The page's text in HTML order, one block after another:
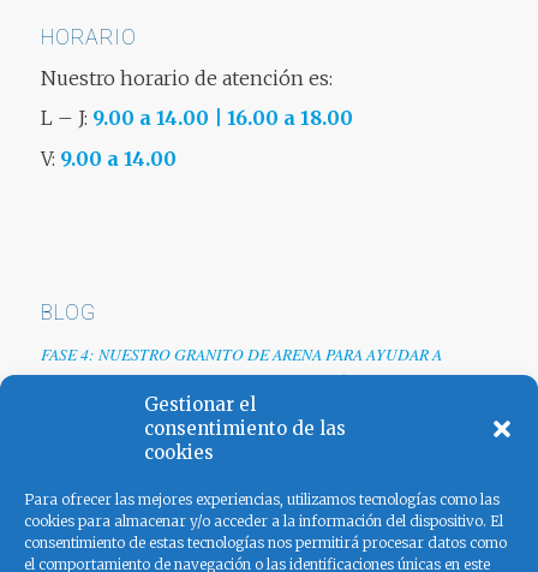
Gestionar el
consentimiento de las
cookies
Para ofrecer las mejores experiencias, utilizamos tecnologías como las
cookies para almacenar y/o acceder a la información del dispositivo. El
consentimiento de estas tecnologías nos permitirá procesar datos como
el comportamiento de navegación o las identificaciones únicas en este
HORARIO
Nuestro horario de atención es:
L – J: 9.00 a 14.00 | 16.00 a 18.00
V: 9.00 a 14.00
BLOG
FASE 4: NUESTRO GRANITO DE ARENA PARA AYUDAR A
EMPRESAS TRAS LA CRISIS DEL COVID-19
Renovamos web